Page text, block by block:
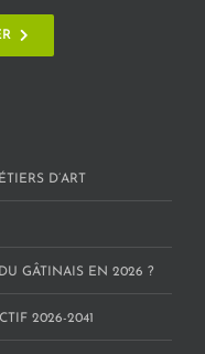
D’ART
GÂTINAIS EN 2026 ?
2026-2041